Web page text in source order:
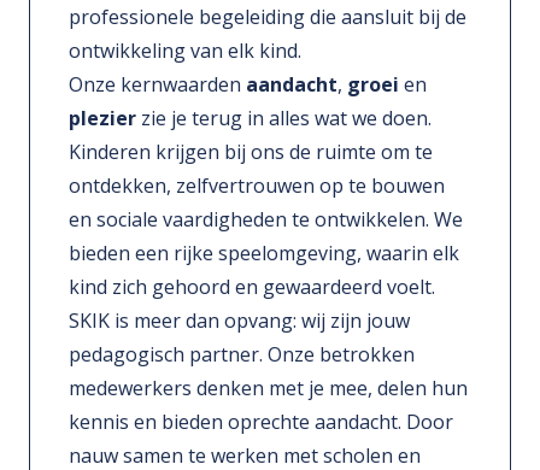
professionele begeleiding die aansluit bij de
ontwikkeling van elk kind.
Onze kernwaarden aandacht, groei en
plezier zie je terug in alles wat we doen.
Kinderen krijgen bij ons de ruimte om te
ontdekken, zelfvertrouwen op te bouwen
en sociale vaardigheden te ontwikkelen. We
bieden een rijke speelomgeving, waarin elk
kind zich gehoord en gewaardeerd voelt.
SKIK is meer dan opvang: wij zijn jouw
pedagogisch partner. Onze betrokken
medewerkers denken met je mee, delen hun
kennis en bieden oprechte aandacht. Door
nauw samen te werken met scholen en